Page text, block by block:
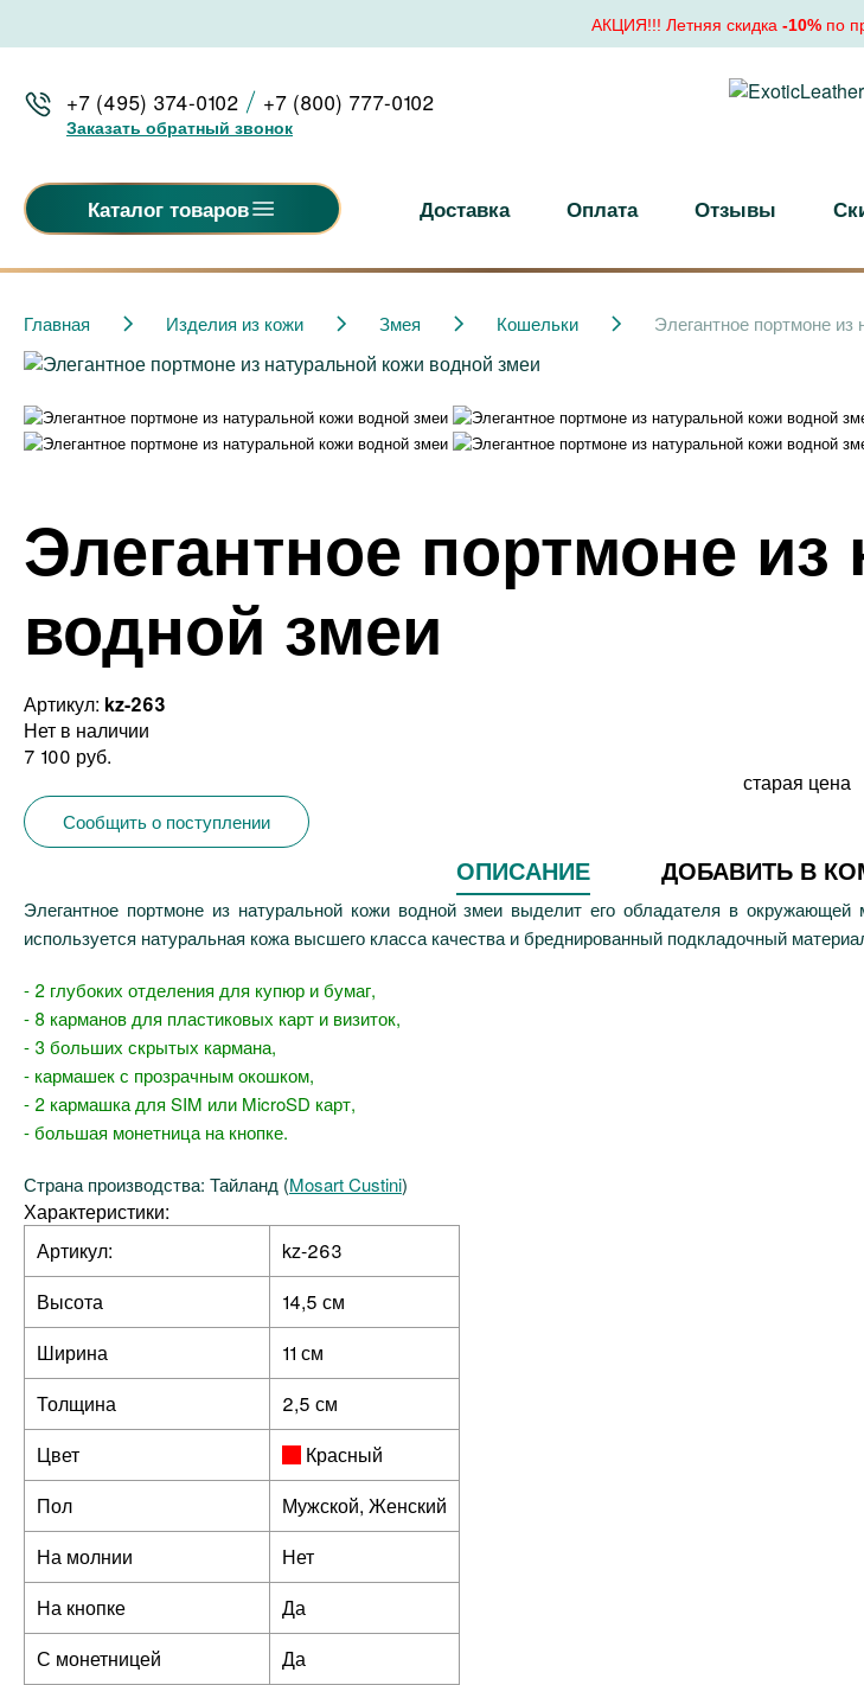
АКЦИЯ!!! Летняя скидка -10%по
+7 (495) 374-0102 +7 (800) 777-0102
Заказать обратный звонок
Каталог товаров Доставка Оплата Отзывы
Главная Изделия из кожи Змея Кошельки Элегантное портмоне
Элегантное портмоне
водной змеи
Артикул: kz-263
Нет в наличии
7 100 руб.
старая цена
Сообщить о поступлении
ОПИСАНИЕ ДОБАВИТЬ В
Элегантное портмоне из натуральной кожи водной змеи выделит его обладателя в
используется натуральная кожа высшего класса качества и бреднированный подкладочный
- 2 глубоких отделения для купюр и бумаг,
- 8 карманов для пластиковых карт и визиток,
- 3 больших скрытых кармана,
- кармашек с прозрачным окошком,
- 2 кармашка для SIM или MicroSD карт,
- большая монетница на кнопке.
Страна производства: Тайланд (Mosart Custini)
Характеристики:
Артикул:
kz-263
Высота
14,5 см
Ширина
11 см
Толщина
2,5 см
Цвет
Красный
Пол
Мужской, Женский
На молнии
Нет
На кнопке
Да
С монетницей
Да